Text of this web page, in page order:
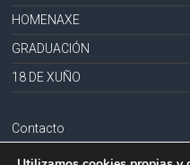
HOMENAXE
GRADUACIÓN
18 DE XUÑO
Contacto
Aviso legal